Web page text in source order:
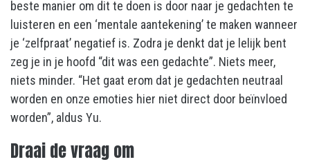
beste manier om dit te doen is door naar je gedachten te
luisteren en een ‘mentale aantekening’ te maken wanneer
je ‘zelfpraat’ negatief is. Zodra je denkt dat je lelijk bent
zeg je in je hoofd “dit was een gedachte”. Niets meer,
niets minder. “Het gaat erom dat je gedachten neutraal
worden en onze emoties hier niet direct door beïnvloed
worden”, aldus Yu.
Draai de vraag om